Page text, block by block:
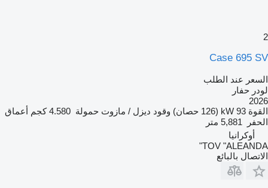
2
Case 695 SV
السعر عند الطلب
لودر حفار
2026
القوة 93 kW (126 حصان) وقود ديزل / مازوت حمولة 4.580 كجم
أعماق
الحفر
5,881 متر
أوكرانيا
TOV "ALEANDA"
الاتصال بالبائع